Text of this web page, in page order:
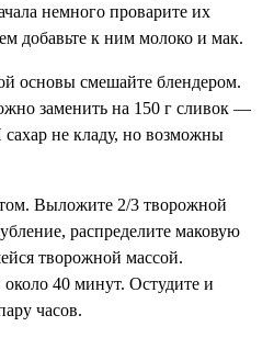
немного проварите их
добавьте к ним молоко и мак.
основы смешайте блендером.
заменить на 150 г сливок —
не кладу, но возможны
Выложите 2/3 творожной
распределите маковую
творожной массой.
40 минут. Остудите и
часов.